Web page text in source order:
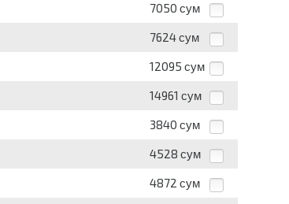
7050 сум
7624 сум
12095 сум
14961 сум
3840 сум
4528 сум
4872 сум